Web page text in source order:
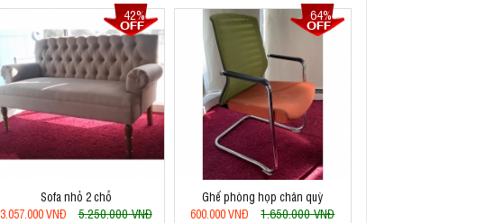
42%
Sofa nhỏ 2 chỗ
3.057.000 VNĐ
5.250.000 VNĐ
64%
Ghế phòng họp chân quỳ
600.000 VNĐ
1.650.000 VNĐ